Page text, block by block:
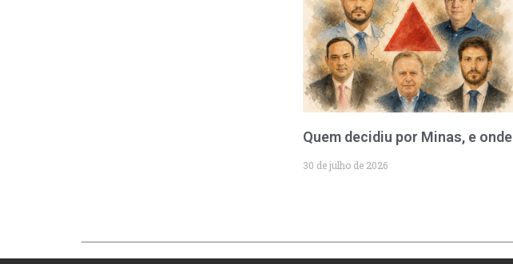
Quem decidiu por Minas, e onde
30 de julho de 2026